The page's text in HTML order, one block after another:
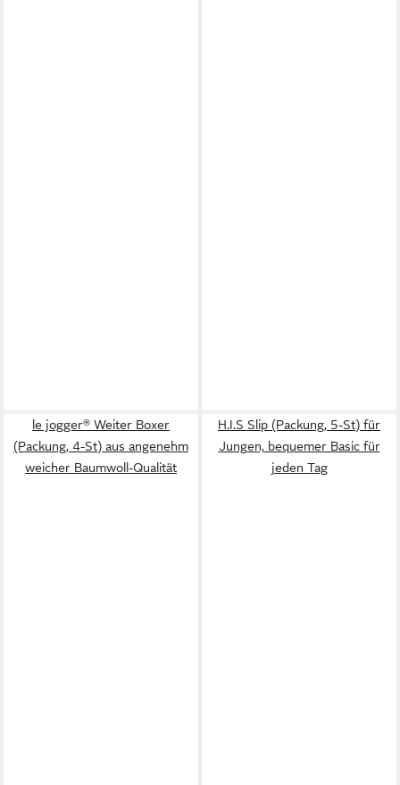
le jogger® Weiter Boxer
(Packung, 4-St) aus angenehm
weicher Baumwoll-Qualität
H.I.S Slip (Packung, 5-St) für
Jungen, bequemer Basic für
jeden Tag